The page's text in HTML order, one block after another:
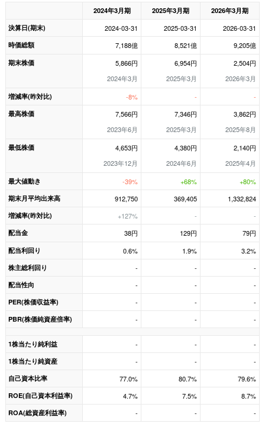
2024年3月期 2025年3月期
2026年3月期
決算日(期末)
2024-03-31 2025-03-31 2026-03-31
時価総額 7,188億 8,521億 9,205億
期末株価
5,866円
2024年3月
6,954円
2025年3月
2,504円
2026年3月
増減率(昨対比) -8% - -
最高株価
7,566円
2023年6月
7,346円
2025年3月
3,862円
2025年8月
最低株価
4,653円
2023年12月
4,380円
2024年6月
2,140円
2025年4月
最大値動き -39% +68% +80%
期末月平均出来高 912,750 369,405 1,332,824
増減率(昨対比) +127% - -
配当金 38円 129円 79円
配当利回り 0.6% 1.9% 3.2%
株主総利回り - - -
配当性向 - - -
PER(株価収益率) - - -
PBR(株価純資産倍率) - - -
1株当たり純利益 - - -
1株当たり純資産 - - -
自己資本比率 77.0% 80.7% 79.6%
ROE(自己資本利益率) 4.7% 7.5% 8.7%
ROA(総資産利益率) - - -